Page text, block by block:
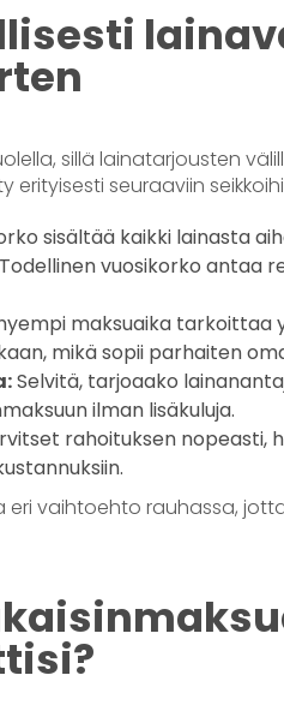
sillä lainatarjousten
erityisesti seuraaviin
sisältää kaikki lainasta
vuosikorko antaa
maksuaika tarkoittaa
mikä sopii parhaiten
Selvitä, tarjoaako
ilman lisäkuluja.
rahoituksen nopeasti,
vaihtoehto rauhassa,